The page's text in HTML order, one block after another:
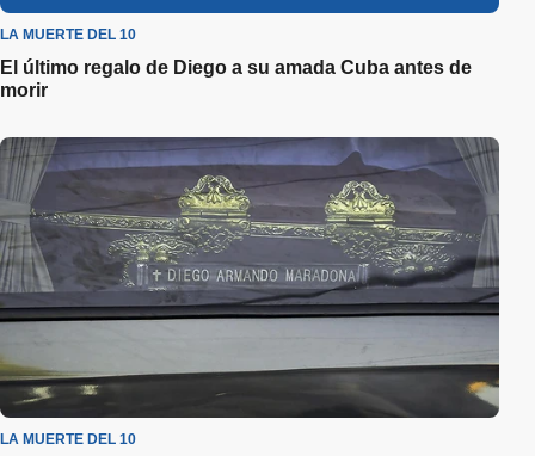
LA MUERTE DEL 10
El último regalo de Diego a su amada Cuba antes de
morir
LA MUERTE DEL 10